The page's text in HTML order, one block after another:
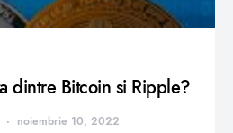
dintre Bitcoin si Ripple?
noiembrie 10, 2022